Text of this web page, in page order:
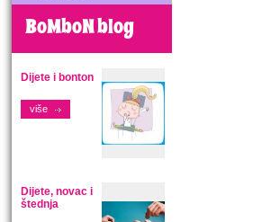
BoMboN blog
Dijete i bonton
više
Dijete, novac i
štednja